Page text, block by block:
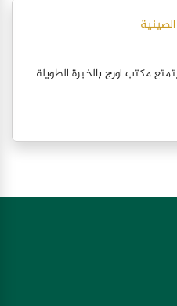
مكتب اورج بالخبرة الطويلة